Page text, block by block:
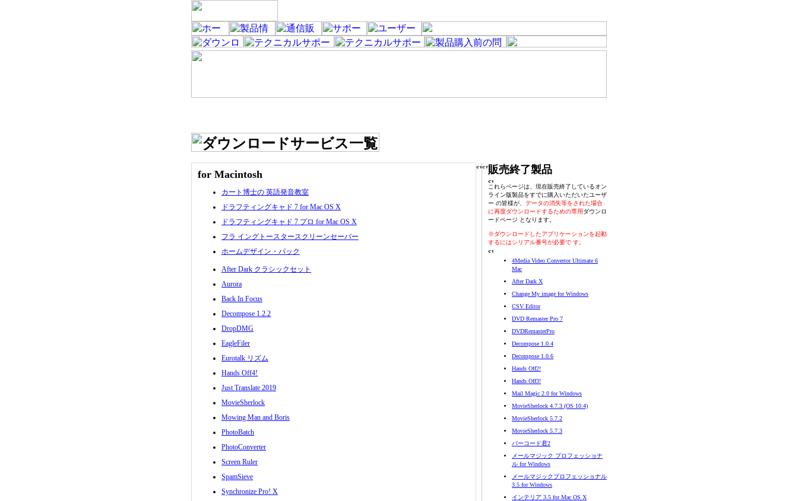
for Macintosh
カート博士の 英語発音教室
ドラフティングキャド 7 for Mac OS X
ドラフティングキャド 7 プロ for Mac OS X
フラ イングトースタースクリーンセーバー
ホームデザイン・パック
After Dark クラシックセット
Aurora
Back In Focus
Decompose 1.2.2
DropDMG
EagleFiler
Eurotalk リズム
Hands Off4!
Just Translate 2019
MovieSherlock
Mowing Man and Boris
PhotoBatch
PhotoConverter
Screen Ruler
SpamSieve
Synchronize Pro! X
販売終了製品
これらページは、現在販売終了しているオン
ライン版製品をすでに購入いただいたユーザ
ー の皆様が、 データの消失等をされた場合
に再度ダウンロードするための専用ダウンロ
ードページ となります。
※ダウンロードしたアプリケーションを起動
するにはシリアル番号が必要で す。
4Media Video Convertor Ultimate 6
Mac
After Dark X
Change My image for Windows
CSV Editor
DVD Remaster Pro 7
DVDRemasterPro
Decompose 1.0.4
Decompose 1.0.6
Hands Off2!
Hands Off3!
Mail Magic 2.0 for Windows
MovieSherlock 4.7.3 (OS 10.4)
MovieSherlock 5.7.2
MovieSherlock 5.7.3
バーコード君2
メールマジック プロフェッショナ
ル for Windows
メールマジックプロフェッショナル
3.5 for Windows
インテリア 3.5 for Mac OS X